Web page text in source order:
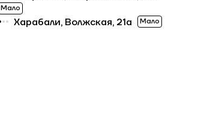
Мало
Харабали, Волжская, 21а Мало